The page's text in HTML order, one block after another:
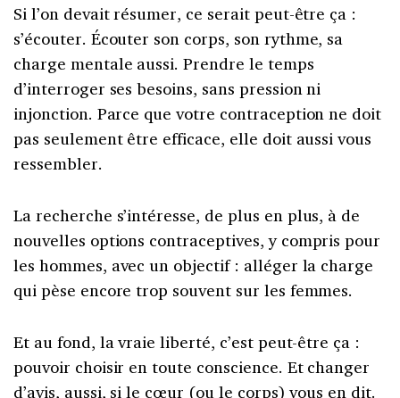
Si l’on devait résumer, ce serait peut-être ça :
s’écouter. Écouter son corps, son rythme, sa
charge mentale aussi. Prendre le temps
d’interroger ses besoins, sans pression ni
injonction. Parce que votre contraception ne doit
pas seulement être efficace, elle doit aussi vous
ressembler.
La recherche s’intéresse, de plus en plus, à de
nouvelles options contraceptives, y compris pour
les hommes, avec un objectif : alléger la charge
qui pèse encore trop souvent sur les femmes.
Et au fond, la vraie liberté, c’est peut-être ça :
pouvoir choisir en toute conscience. Et changer
d’avis, aussi, si le cœur (ou le corps) vous en dit.